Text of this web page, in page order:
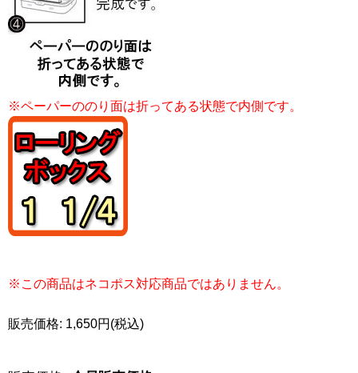
※ペーパーののり面は折ってある状態で内側です。
※この商品はネコポス対応商品ではありません。
販売価格: 1,650円(税込)